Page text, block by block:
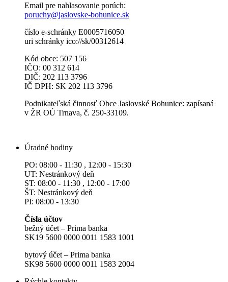
Email pre nahlasovanie porúch:
poruchy@jaslovske-bohunice.sk
číslo e-schránky E0005716050
uri schránky ico://sk/00312614
Kód obce: 507 156
IČO: 00 312 614
DIČ: 202 113 3796
IČ DPH: SK 202 113 3796
Podnikateľská činnosť Obce Jaslovské Bohunice: zapísaná
v ŽR OÚ Trnava, č. 250-33109.
Úradné hodiny
PO: 08:00 - 11:30 , 12:00 - 15:30
UT: Nestránkový deň
ST: 08:00 - 11:30 , 12:00 - 17:00
ŠT: Nestránkový deň
PI: 08:00 - 13:30
Čísla účtov
bežný účet – Prima banka
SK19 5600 0000 0011 1583 1001
bytový účet – Prima banka
SK98 5600 0000 0011 1583 2004